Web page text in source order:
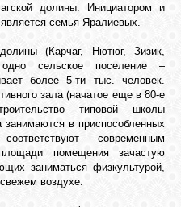
долины. Инициатором и
семья Яралиевых.
(Карчаг, Нютюг, Зизик,
сельское поселение –
более 5-ти тыс. человек.
зала (начатое еще в 80-е
типовой школы
в приспособленных
современным
помещения зачастую
заниматься физкультурой,
воздухе.